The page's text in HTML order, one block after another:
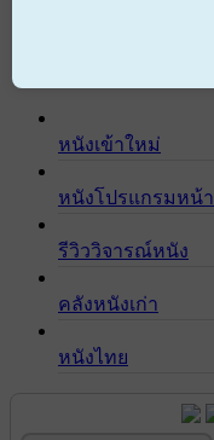
หนังเข้าใหม่
หนังโปรแกรมหน้า
รีวิววิจารณ์หนัง
คลังหนังเก่า
หนังไทย